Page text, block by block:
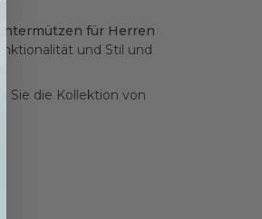
für Herren
und Stil und
Sie die Kollektion von